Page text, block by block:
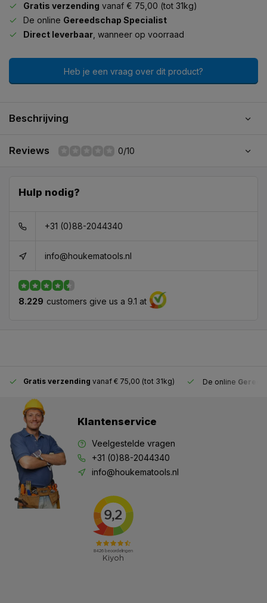
Gratis verzending vanaf € 75,00 (tot 31kg)
De online Gereedschap Specialist
Direct leverbaar , wanneer op voorraad
Heb je een vraag over dit product?
Beschrijving
Reviews 0/10
Hulp nodig?
+31 (0)88-2044340
info@houkematools.nl
8.229 customers give us a 9.1 at
Gratis verzending vanaf € 75,00 (tot 31kg) De online
Klantenservice
Veelgestelde vragen
+31 (0)88-2044340
info@houkematools.nl